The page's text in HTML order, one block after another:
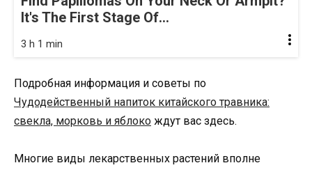
It's The First Stage Of...
3 h 1 min
Подробная информация и советы по
Чудодейственный напиток китайского травника:
свекла, морковь и яблоко ждут вас здесь.
Многие виды лекарственных растений вполне